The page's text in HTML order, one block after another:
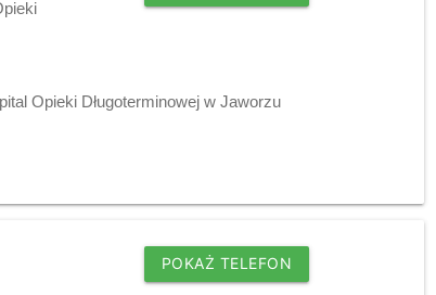
Opieki Długoterminowej w Jaworzu
POKAŻ TELEFON